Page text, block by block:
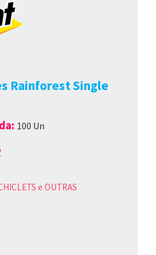
Rainforest Single
100 Un
e OUTRAS